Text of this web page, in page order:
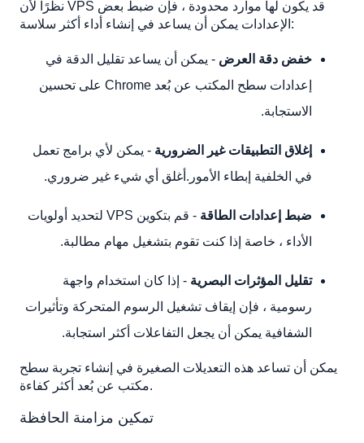
نظرًا لأن VPS قد يكون لها موارد محدودة ، فإن ضبط بعض
الإعدادات يمكن أن يساعد في إنشاء أداء أكثر سلاسة:
خفض دقة العرض - يمكن أن يساعد تقليل الدقة في
إعدادات سطح المكتب عن بُعد Chrome على تحسين
الاستجابة.
إغلاق التطبيقات غير الضرورية - يمكن لأي برامج تعمل
في الخلفية إبطاء الأمور.أغلق أي شيء غير ضروري.
ضبط إعدادات الطاقة
- قم بتكوين VPS لتحديد أولويات
الأداء ، خاصة إذا كنت تقوم بتشغيل مهام مطالبة.
تقليل المؤثرات البصرية - إذا كان استخدام واجهة
رسومية ، فإن إيقاف تشغيل الرسوم المتحركة وتأثيرات
الشفافية يمكن أن يجعل التفاعلات أكثر استجابة.
يمكن أن تساعد هذه التعديلات الصغيرة في إنشاء تجربة سطح
مكتب عن بُعد أكثر كفاءة.
تمكين مزامنة الحافظة